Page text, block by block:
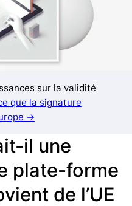
sur la validité
que la signature
→
il une
plate-forme
de l’UE